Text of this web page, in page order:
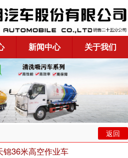
新闻中心 关于我们
返回
锦36米高空作业车